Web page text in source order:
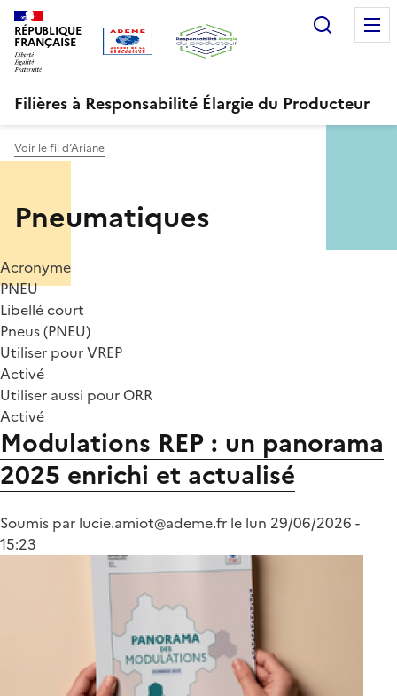
Aller
au
contenu
principal
RÉPUBLIQUE
FRANÇAISE
Filières à Responsabilité Élargie du Producteur
Voir le fil d’Ariane
Menu
ORRR
Pneumatiques
Acronyme
PNEU
Libellé court
Pneus (PNEU)
Utiliser pour VREP
Activé
Utiliser aussi pour ORR
Activé
Modulations REP : un panorama
2025 enrichi et actualisé
Soumis par lucie.amiot@ademe.fr le lun 29/06/2026 -
15:23
Gestion des cookies